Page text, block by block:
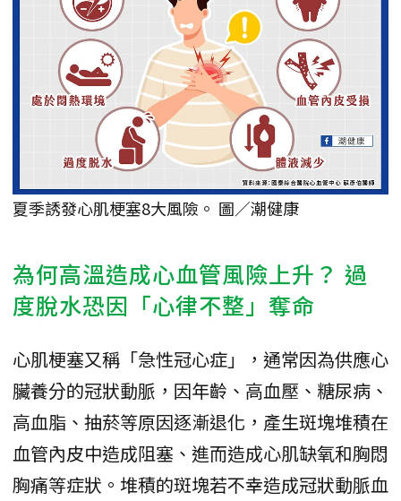
夏季誘發心肌梗塞8大風險。 圖／潮健康
為何高溫造成心血管風險上升？ 過
度脫水恐因「心律不整」奪命
心肌梗塞又稱「急性冠心症」，通常因為供應心
臟養分的冠狀動脈，因年齡、高血壓、糖尿病、
高血脂、抽菸等原因逐漸退化，產生斑塊堆積在
血管內皮中造成阻塞、進而造成心肌缺氧和胸悶
胸痛等症狀。堆積的斑塊若不幸造成冠狀動脈血